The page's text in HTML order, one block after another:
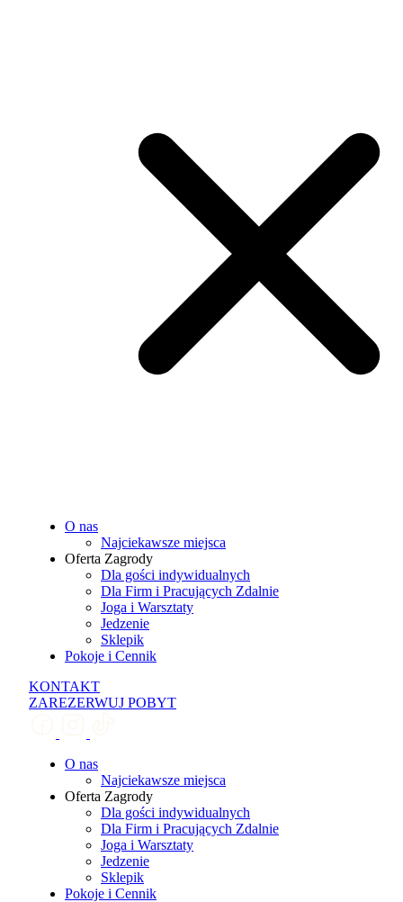
O nas
Najciekawsze miejsca
Oferta Zagrody
Dla gości indywidualnych
Dla Firm i Pracujących Zdalnie
Joga i Warsztaty
Jedzenie
Sklepik
Pokoje i Cennik
KONTAKT
ZAREZERWUJ POBYT
O nas
Najciekawsze miejsca
Oferta Zagrody
Dla gości indywidualnych
Dla Firm i Pracujących Zdalnie
Joga i Warsztaty
Jedzenie
Sklepik
Pokoje i Cennik